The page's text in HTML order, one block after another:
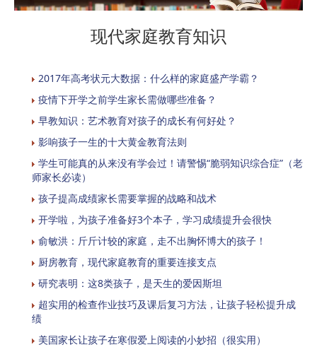
现代家庭教育知识
2017年高考状元大数据：什么样的家庭盛产学霸？
疫情下开学之前学生家长需做哪些准备？
早教知识：艺术教育对孩子的成长有何好处？
影响孩子一生的十大黄金教育法则
学生可能真的从来没有学会过！请警惕“脆弱知识综合症”（老
师家长必读）
孩子提高成绩家长需要掌握的战略和战术
开学啦，为孩子准备好3个本子，学习成绩提升会很快
俞敏洪：斤斤计较的家庭，走不出胸怀博大的孩子！
厨房教育，现代家庭教育的重要连接支点
研究表明：这8类孩子，是天生的爱因斯坦
超实用的检查作业技巧及课后复习方法，让孩子轻松提升成
绩
美国家长让孩子在寒假爱上阅读的小妙招（很实用）